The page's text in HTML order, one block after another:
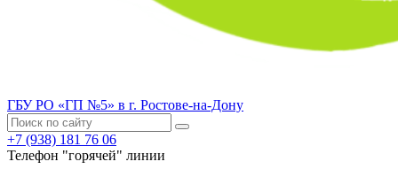
ГБУ РО «ГП №5» в г. Ростове-на-Дону
+7 (938) 181 76 06
Телефон "горячей" линии